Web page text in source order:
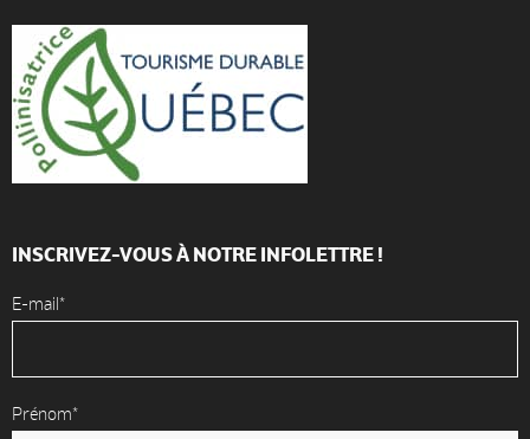
INSCRIVEZ-VOUS À NOTRE INFOLETTRE !
E-mail*
Prénom*